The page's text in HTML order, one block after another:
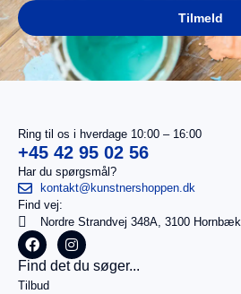
I
alt
0,00kr.
Køb for
499,00kr.
mere for
Tilmeld
Ring til os i hverdage 10:00 – 16:00
+45 42 95 02 56
Har du spørgsmål?
kontakt@kunstnershoppen.dk
Find vej:
Nordre Strandvej 348A, 3100 Hornbæk
Find det du søger...
Tilbud